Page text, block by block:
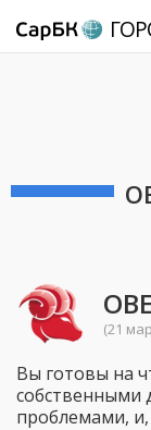
(21
Вы готовы на
собственными
проблемами,